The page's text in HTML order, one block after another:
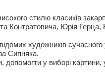
стилю класиків
Контратовича, Юрія
художників
Сипняка.
допомогти у виборі картини,